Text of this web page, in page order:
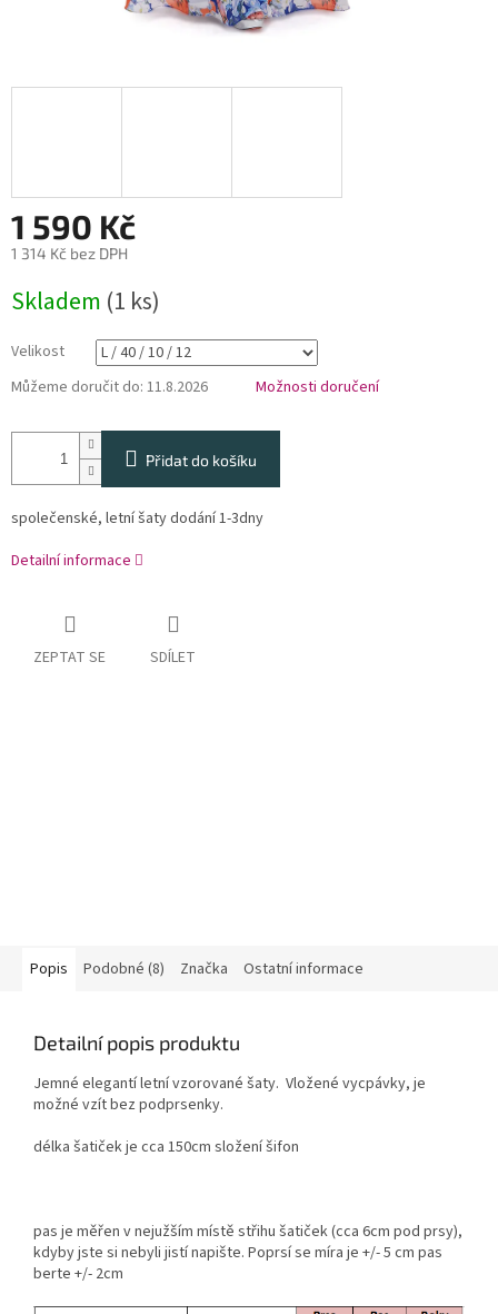
1 590 Kč
1 314 Kč bez DPH
cena:
Skladem (1 ks)
Velikost
Můžeme doručit do: 11.8.2026 Možnosti doručení
Přidat do košíku
společenské, letní šaty dodání 1-3dny
Detailní informace
ZEPTAT SE SDÍLET
Popis Podobné (8) Značka Ostatní informace
Detailní popis produktu
Jemné elegantí letní vzorované šaty. Vložené vycpávky, je
možné vzít bez podprsenky.
délka šatiček je cca 150cm složení šifon
pas je měřen v nejužším místě střihu šatiček (cca 6cm pod prsy),
kdyby jste si nebyli jistí napište. Poprsí se míra je +/- 5 cm pas
berte +/- 2cm